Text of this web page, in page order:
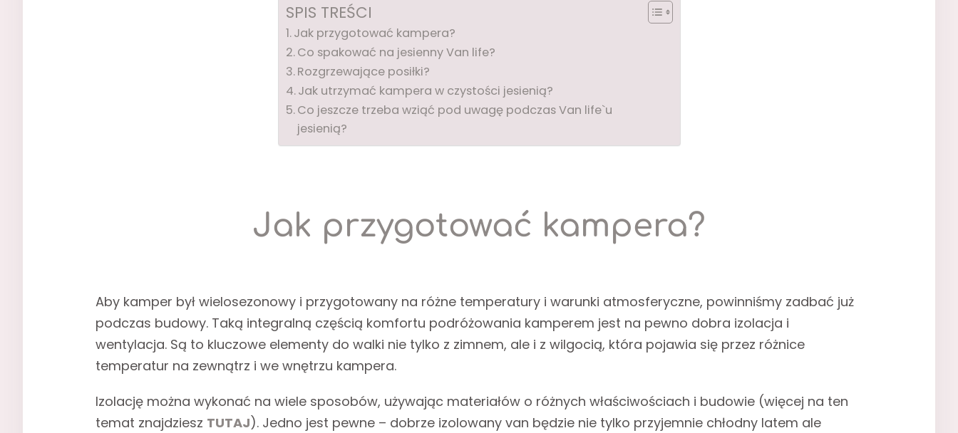
SPIS TREŚCI
Jak przygotować kampera?
Co spakować na jesienny Van life?
Rozgrzewające posiłki?
Jak utrzymać kampera w czystości jesienią?
Co jeszcze trzeba wziąć pod uwagę podczas Van life`u
jesienią?
Jak przygotować kampera?
Aby kamper był wielosezonowy i przygotowany na różne temperatury i warunki atmosferyczne, powinniśmy zadbać już
podczas budowy. Taką integralną częścią komfortu podróżowania kamperem jest na pewno dobra izolacja i
wentylacja. Są to kluczowe elementy do walki nie tylko z zimnem, ale i z wilgocią, która pojawia się przez różnice
temperatur na zewnątrz i we wnętrzu kampera.
Izolację można wykonać na wiele sposobów, używając materiałów o różnych właściwościach i budowie (więcej na ten
temat znajdziesz TUTAJ). Jedno jest pewne – dobrze izolowany van będzie nie tylko przyjemnie chłodny latem ale